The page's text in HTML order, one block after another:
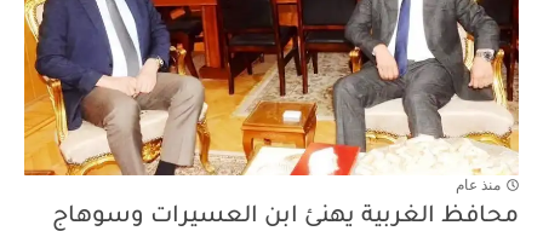
منذ عام
محافظ الغربية يهنئ ابن العسيرات وسوهاج